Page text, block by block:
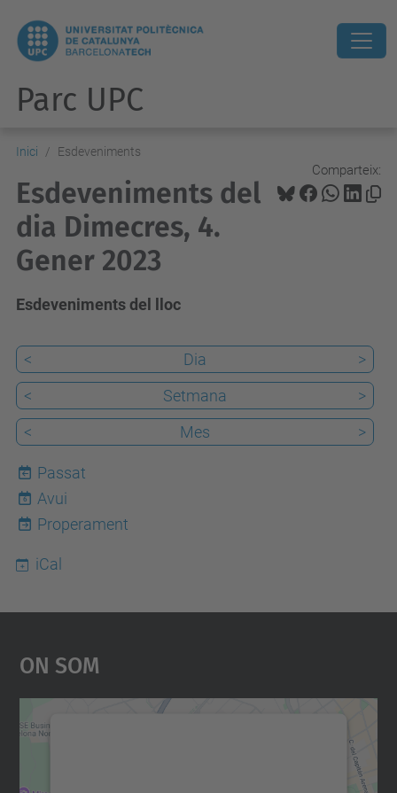
Parc UPC
Inici Esdeveniments
Comparteix:
Esdeveniments del
dia Dimecres, 4.
Gener 2023
Esdeveniments del lloc
< Dia
>
<
Setmana
>
<
Mes >
Passat
6
Avui
Properament
iCal
On Som